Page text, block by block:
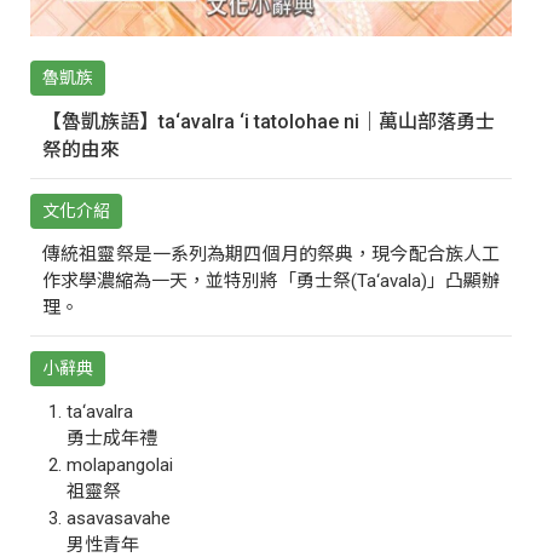
魯凱族
【魯凱族語】ta‘avalra ‘i tatolohae ni｜萬山部落勇士
祭的由來
文化介紹
傳統祖靈祭是一系列為期四個月的祭典，現今配合族人工
作求學濃縮為一天，並特別將「勇士祭(Ta‘avala)」凸顯辦
理。
小辭典
ta‘avalra
勇士成年禮
molapangolai
祖靈祭
asavasavahe
男性青年